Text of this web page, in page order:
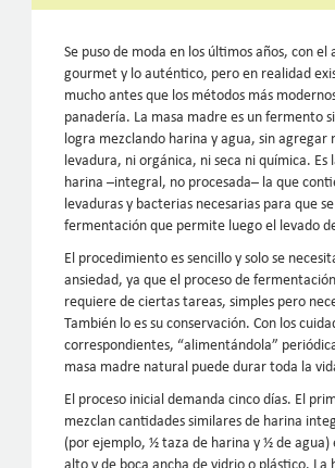
Se puso de moda en los últimos años, con el
gourmet y lo auténtico, pero en realidad
mucho antes que los métodos más
panadería. La masa madre es un fermento
logra mezclando harina y agua, sin agregar
levadura, ni orgánica, ni seca ni química. Es
harina –integral, no procesada– la que
levaduras y bacterias necesarias para que
fermentación que permite luego el levado
El procedimiento es sencillo y solo se
ansiedad, ya que el proceso de
requiere de ciertas tareas, simples pero
También lo es su conservación. Con los
correspondientes, “alimentándola”
masa madre natural puede durar toda la
El proceso inicial demanda cinco días. El
mezclan cantidades similares de harina
(por ejemplo, ½ taza de harina y ½ de agua)